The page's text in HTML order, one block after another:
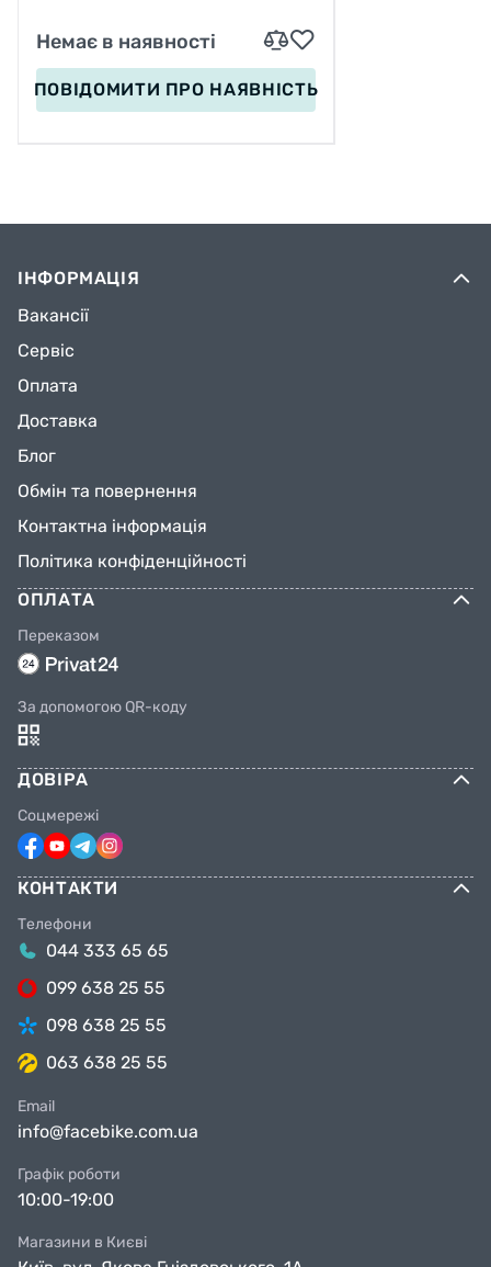
Немає в наявності
ПОВІДОМИТИ ПРО НАЯВНІСТЬ
ІНФОРМАЦІЯ
Вакансії
Сервіс
Оплата
Доставка
Блог
Обмін та повернення
Контактна інформація
Політика конфіденційності
ОПЛАТА
Переказом
За допомогою QR-коду
ДОВІРА
Соцмережі
КОНТАКТИ
Телефони
044 333 65 65
099 638 25 55
098 638 25 55
063 638 25 55
Email
info@facebike.com.ua
Графік роботи
10:00-19:00
Магазини в Києві